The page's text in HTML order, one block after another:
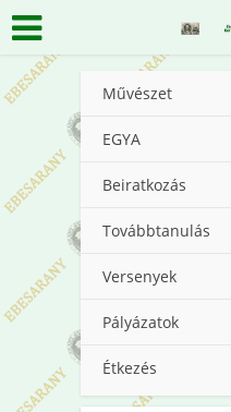
Művészet
EGYA
Beiratkozás
Továbbtanulás
Versenyek
Pályázatok
Étkezés